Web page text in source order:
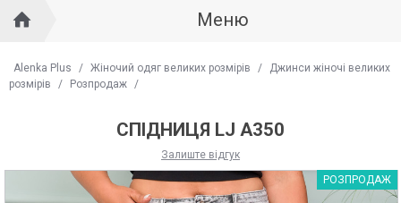
Меню
Alenka Plus / Жіночий одяг великих розмірів /
Джинси жіночі великих
розмірів
/ Розпродаж /
СПІДНИЦЯ LJ A350
Залиште відгук
РОЗПРОДАЖ